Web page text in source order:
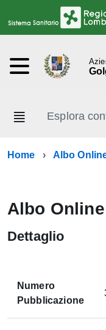
Esplora
Home Albo
Albo Online
Dettaglio
Numero
Pubblicazione